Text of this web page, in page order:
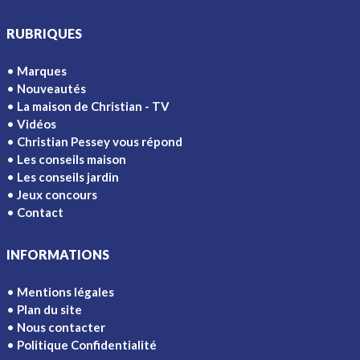
RUBRIQUES
Marques
Nouveautés
La maison de Christian - TV
Vidéos
Christian Pessey vous répond
Les conseils maison
Les conseils jardin
Jeux concours
Contact
INFORMATIONS
Mentions légales
Plan du site
Nous contacter
Politique Confidentialité